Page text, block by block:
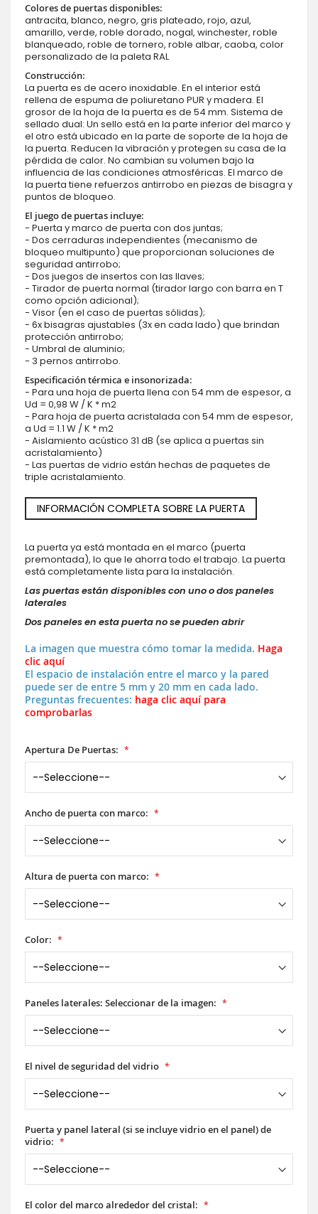
Colores de puertas disponibles:
antracita, blanco, negro, gris plateado, rojo, azul,
amarillo, verde, roble dorado, nogal, winchester, roble
blanqueado, roble de tornero, roble albar, caoba, color
personalizado de la paleta RAL
Construcción:
La puerta es de acero inoxidable. En el interior está
rellena de espuma de poliuretano PUR y madera. El
grosor de la hoja de la puerta es de 54 mm. Sistema de
sellado dual: Un sello está en la parte inferior del marco y
el otro está ubicado en la parte de soporte de la hoja de
la puerta. Reducen la vibración y protegen su casa de la
pérdida de calor. No cambian su volumen bajo la
influencia de las condiciones atmosféricas. El marco de
la puerta tiene refuerzos antirrobo en piezas de bisagra y
puntos de bloqueo.
El juego de puertas incluye:
- Puerta y marco de puerta con dos juntas;
- Dos cerraduras independientes (mecanismo de
bloqueo multipunto) que proporcionan soluciones de
seguridad antirrobo;
- Dos juegos de insertos con las llaves;
- Tirador de puerta normal (tirador largo con barra en T
como opción adicional);
- Visor (en el caso de puertas sólidas);
- 6x bisagras ajustables (3x en cada lado) que brindan
protección antirrobo;
- Umbral de aluminio;
- 3 pernos antirrobo.
Especificación térmica e insonorizada:
- Para una hoja de puerta llena con 54 mm de espesor, a
Ud = 0,98 W / K * m2
- Para hoja de puerta acristalada con 54 mm de espesor,
a Ud = 1.1 W / K * m2
- Aislamiento acústico 31 dB (se aplica a puertas sin
acristalamiento)
- Las puertas de vidrio están hechas de paquetes de
triple acristalamiento.
INFORMACIÓN COMPLETA SOBRE LA PUERTA
La puerta ya está montada en el marco (puerta
premontada), lo que le ahorra todo el trabajo. La puerta
está completamente lista para la instalación.
Las puertas están disponibles con uno o dos paneles
laterales
Dos paneles en esta puerta no se pueden abrir
La imagen que muestra cómo tomar la medida. Haga
clic aquí
El espacio de instalación entre el marco y la pared
puede ser de entre 5 mm y 20 mm en cada lado.
Preguntas frecuentes: haga clic aquí para
comprobarlas
Apertura De Puertas:
Ancho de puerta con marco:
Altura de puerta con marco:
Color:
Paneles laterales: Seleccionar de la imagen:
El nivel de seguridad del vidrio
Puerta y panel lateral (si se incluye vidrio en el panel) de
vidrio:
El color del marco alrededor del cristal: